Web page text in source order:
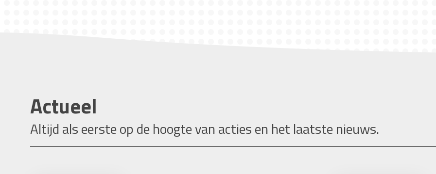
Actueel
Altijd als eerste op de hoogte van acties en het laatste nieuws.